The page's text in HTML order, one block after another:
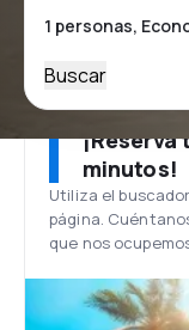
Buscar
minutos!
Utiliza el
página.
que nos